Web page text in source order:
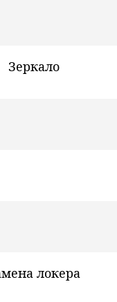
Зеркало
локера